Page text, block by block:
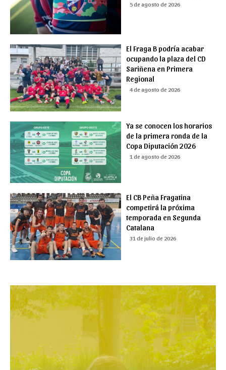
5 de agosto de 2026
El Fraga B podría acabar
ocupando la plaza del CD
Sariñena en Primera
Regional
4 de agosto de 2026
Ya se conocen los horarios
de la primera ronda de la
Copa Diputación 2026
1 de agosto de 2026
El CB Peña Fragatina
competirá la próxima
temporada en Segunda
Catalana
31 de julio de 2026